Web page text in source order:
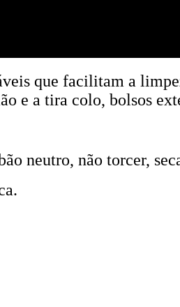
que facilitam a
e a tira colo, bolsos
neutro, não torcer,